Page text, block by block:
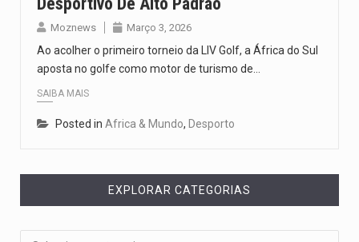
Moznews Março 3, 2026
Ao acolher o primeiro torneio da LIV Golf, a África do Sul
aposta no golfe como motor de turismo de…
SAIBA MAIS
Posted in Africa & Mundo, Desporto
EXPLORAR CATEGORIAS